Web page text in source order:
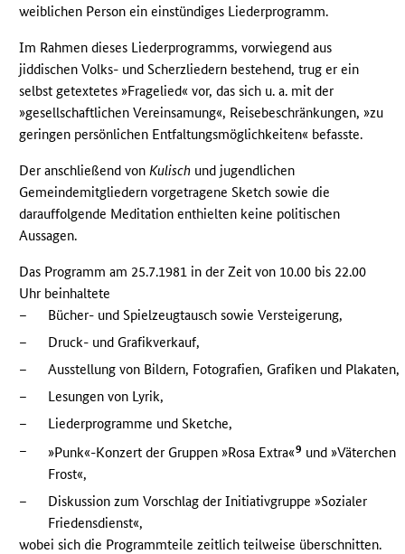
weiblichen Person ein einstündiges Liederprogramm.
Im Rahmen dieses Liederprogramms, vorwiegend aus
jiddischen Volks- und Scherzliedern bestehend, trug er ein
selbst getextetes »Fragelied« vor, das sich u. a. mit der
»gesellschaftlichen Vereinsamung«, Reisebeschränkungen, »zu
geringen persönlichen Entfaltungsmöglichkeiten« befasste.
Der anschließend von Kulisch und jugendlichen
Gemeindemitgliedern vorgetragene Sketch sowie die
darauffolgende Meditation enthielten keine politischen
Aussagen.
Das Programm am 25.7.1981 in der Zeit von 10.00 bis 22.00
Uhr beinhaltete
–
Bücher- und Spielzeugtausch sowie Versteigerung,
–
Druck- und Grafikverkauf,
–
Ausstellung von Bildern, Fotografien, Grafiken und Plakaten,
–
Lesungen von Lyrik,
–
Liederprogramme und Sketche,
–
»Punk«-Konzert der Gruppen »Rosa Extra«9 und »Väterchen
Frost«,
–
Diskussion zum Vorschlag der Initiativgruppe »Sozialer
Friedensdienst«,
wobei sich die Programmteile zeitlich teilweise überschnitten.